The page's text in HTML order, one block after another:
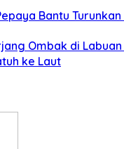
Bantu
Ombak di
ke Laut